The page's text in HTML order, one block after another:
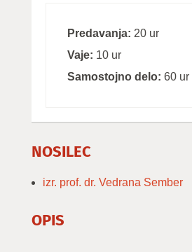
Predavanja: 20 ur
Vaje: 10 ur
Samostojno delo: 60 ur
NOSILEC
izr. prof. dr. Vedrana Sember
OPIS